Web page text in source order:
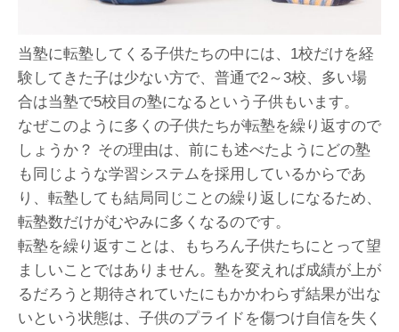
当塾に転塾してくる子供たちの中には、1校だけを経
験してきた子は少ない方で、普通で2～3校、多い場
合は当塾で5校目の塾になるという子供もいます。
なぜこのように多くの子供たちが転塾を繰り返すので
しょうか？ その理由は、前にも述べたようにどの塾
も同じような学習システムを採用しているからであ
り、転塾しても結局同じことの繰り返しになるため、
転塾数だけがむやみに多くなるのです。
転塾を繰り返すことは、もちろん子供たちにとって望
ましいことではありません。塾を変えれば成績が上が
るだろうと期待されていたにもかかわらず結果が出な
いという状態は、子供のプライドを傷つけ自信を失く